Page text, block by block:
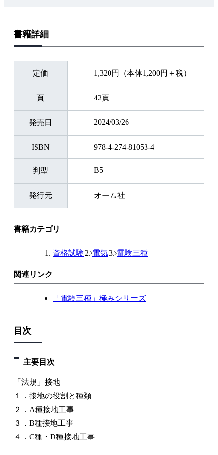
書籍詳細
定価 1,320円（本体1,200円＋税）
頁 42頁
発売日 2024/03/26
ISBN 978-4-274-81053-4
判型 B5
発行元 オーム社
書籍カテゴリ
資格試験 電気 電験三種
関連リンク
「電験三種」極みシリーズ
目次
主要目次
「法規」接地
１．接地の役割と種類
２．A種接地工事
３．B種接地工事
４．C種・D種接地工事